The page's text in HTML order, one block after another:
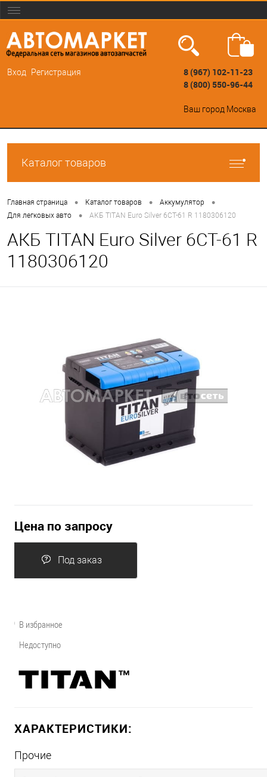
Вход Регистрация
8 (967) 102-11-23
8 (800) 550-96-44
Ваш город Москва
Каталог товаров
Главная страница • Каталог товаров • Аккумулятор •
Для легковых авто • АКБ TITAN Euro Silver 6СТ-61 R 1180306120
АКБ TITAN Euro Silver 6СТ-61 R
1180306120
Цена по запросу
Под заказ
В избранное
Недоступно
ХАРАКТЕРИСТИКИ:
Прочие